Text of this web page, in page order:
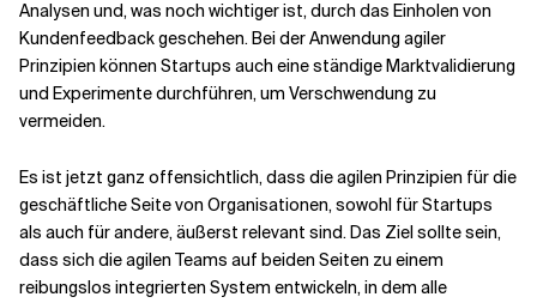
Analysen und, was noch wichtiger ist, durch das Einholen von
Kundenfeedback geschehen. Bei der Anwendung agiler
Prinzipien können Startups auch eine ständige Marktvalidierung
und Experimente durchführen, um Verschwendung zu
vermeiden.
Es ist jetzt ganz offensichtlich, dass die agilen Prinzipien für die
geschäftliche Seite von Organisationen, sowohl für Startups
als auch für andere, äußerst relevant sind. Das Ziel sollte sein,
dass sich die agilen Teams auf beiden Seiten zu einem
reibungslos integrierten System entwickeln, in dem alle